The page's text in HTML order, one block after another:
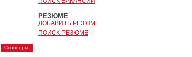
РЕЗЮМЕ
ДОБАВИТЬ РЕЗЮМЕ
ПОИСК РЕЗЮМЕ
Спонсоры: